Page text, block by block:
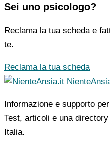
Sei uno psicologo?
Reclama la tua scheda e
te.
Reclama la tua scheda
Informazione e supporto
Test, articoli e una
Italia.